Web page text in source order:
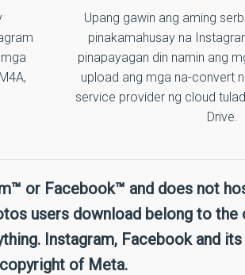
Upang gawin ang aming
pinakamahusay na
pinapayagan din namin ang
upload ang mga na-convert
service provider ng cloud
Drive.
or Facebook™ and does not
users download belong to
Instagram, Facebook and
of Meta.